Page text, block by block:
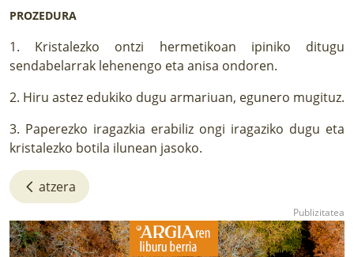
PROZEDURA
1. Kristalezko ontzi hermetikoan ipiniko ditugu
sendabelarrak lehenengo eta anisa ondoren.
2. Hiru astez edukiko dugu armariuan, egunero mugituz.
3. Paperezko iragazkia erabiliz ongi iragaziko dugu eta
kristalezko botila ilunean jasoko.
atzera